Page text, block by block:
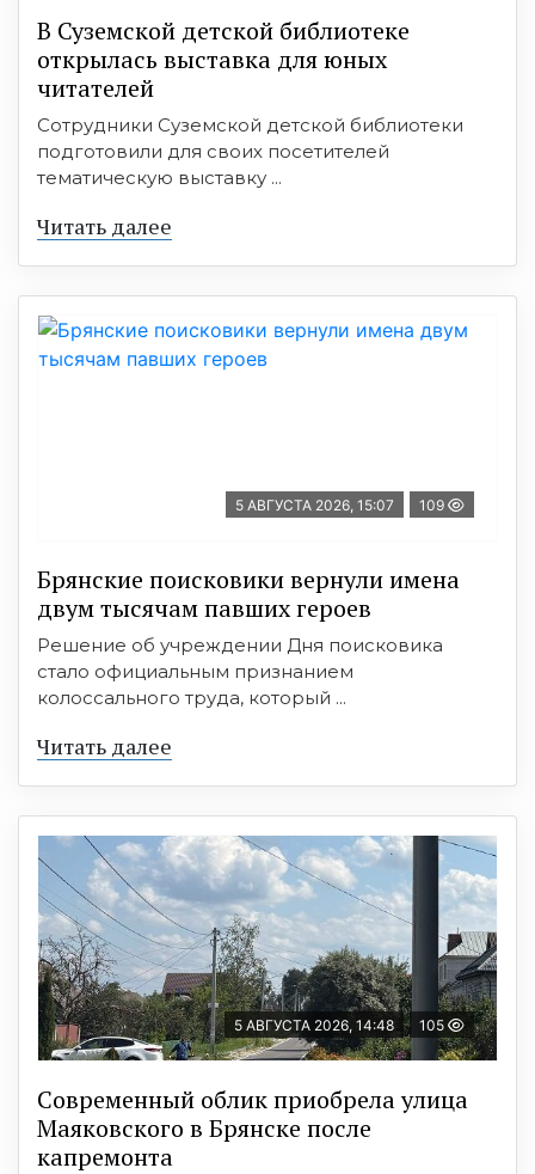
В Суземской детской библиотеке
открылась выставка для юных
читателей
Сотрудники Суземской детской библиотеки
подготовили для своих посетителей
тематическую выставку ...
Читать далее
5 АВГУСТА 2026, 15:07 109
Брянские поисковики вернули имена
двум тысячам павших героев
Решение об учреждении Дня поисковика
стало официальным признанием
колоссального труда, который ...
Читать далее
5 АВГУСТА 2026, 14:48 105
Современный облик приобрела улица
Маяковского в Брянске после
капремонта